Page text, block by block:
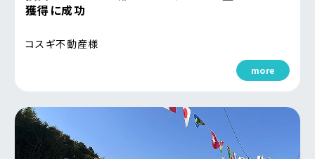
獲得に成功
コスギ不動産様
more